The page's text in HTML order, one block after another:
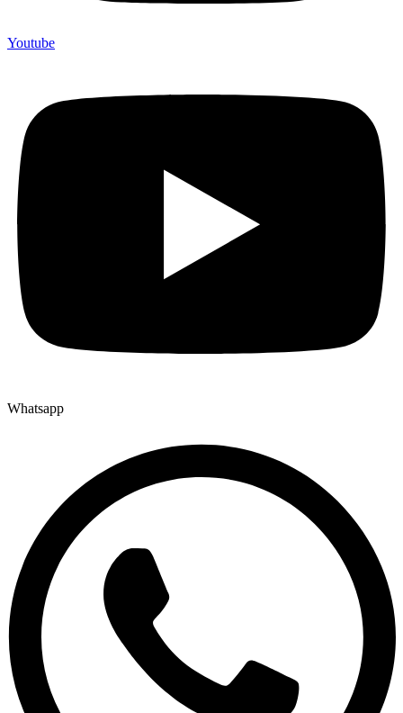
Youtube
Whatsapp